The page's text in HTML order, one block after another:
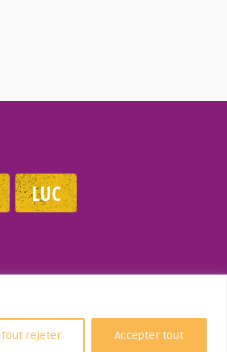
Tout rejeter Accepter tout
LUC